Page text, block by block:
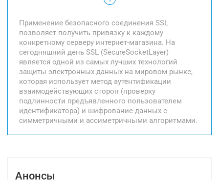
Применение безопасного соединения SSL
позволяет получить привязку к каждому
конкретному серверу интернет-магазина. На
сегодняшний день SSL (SecureSocketLayer)
является одной из самых лучших технологий
защиты электронных данных на мировом рынке,
которая использует метод аутентификации
взаимодействующих сторон (проверку
подлинности предъявленного пользователем
идентификатора) и шифрование данных с
симметричными и ассиметричными алгоритмами.
Анонсы